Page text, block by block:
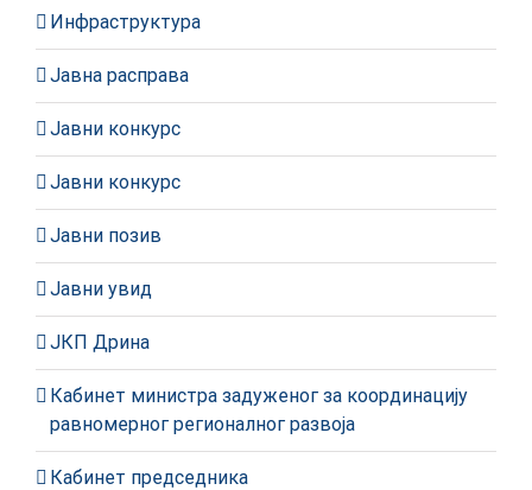
Инфраструктура
Јавна расправа
Јавни конкурс
Јавни конкурс
Јавни позив
Јавни увид
ЈКП Дрина
Кабинет министра задуженог за координацију
равномерног регионалног развоја
Кабинет председника